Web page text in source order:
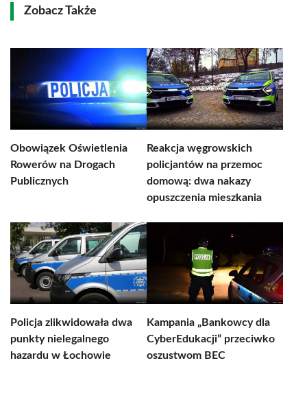
Zobacz Także
Obowiązek Oświetlenia
Rowerów na Drogach
Publicznych
Reakcja węgrowskich
policjantów na przemoc
domową: dwa nakazy
opuszczenia mieszkania
Policja zlikwidowała dwa
punkty nielegalnego
hazardu w Łochowie
Kampania „Bankowcy dla
CyberEdukacji” przeciwko
oszustwom BEC